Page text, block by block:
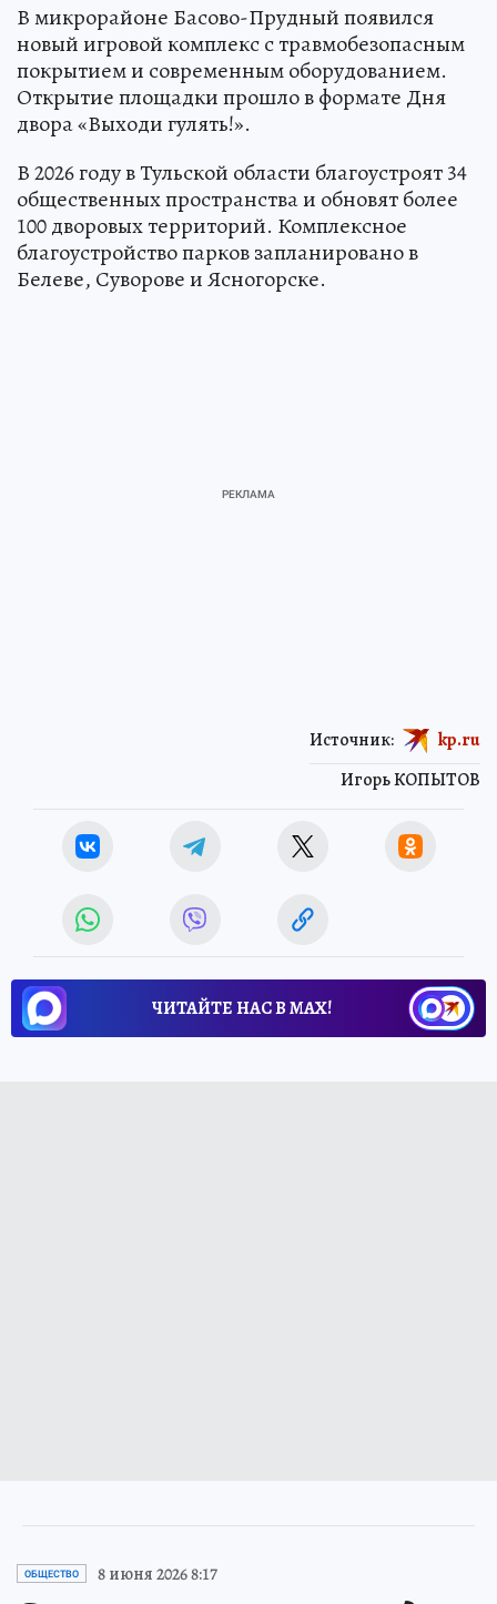
В микрорайоне Басово-Прудный появился
новый игровой комплекс с травмобезопасным
покрытием и современным оборудованием.
Открытие площадки прошло в формате Дня
двора «Выходи гулять!».
В 2026 году в Тульской области благоустроят 34
общественных пространства и обновят более
100 дворовых территорий. Комплексное
благоустройство парков запланировано в
Белеве, Суворове и Ясногорске.
Игорь КОПЫТОВ
Источник: kp.ru
ЧИТАЙТЕ НАС В МАХ!
ОБЩЕСТВО 8 июня 2026 8:17